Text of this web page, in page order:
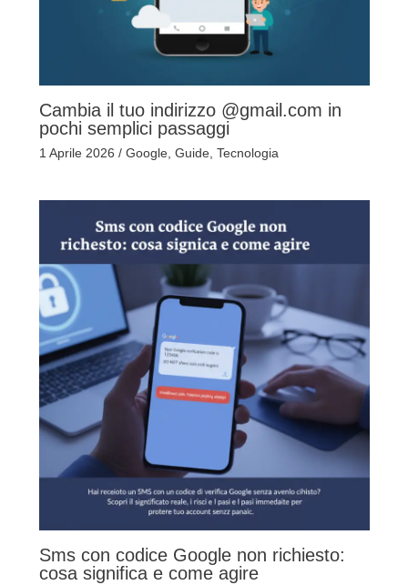
Cambia il tuo indirizzo @gmail.com in
pochi semplici passaggi
1 Aprile 2026 / Google, Guide, Tecnologia
Sms con codice Google non richiesto:
cosa significa e come agire